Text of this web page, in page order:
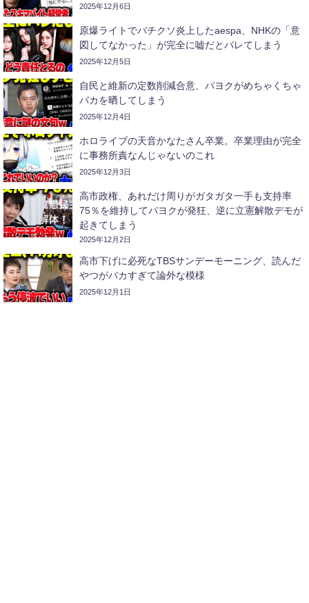
2025年12月6日
原爆ライトでバチクソ炎上したaespa、NHKの「意
図してなかった」が完全に嘘だとバレてしまう
2025年12月5日
自民と維新の定数削減合意、パヨクがめちゃくちゃ
バカを晒してしまう
2025年12月4日
ホロライブの天音かなたさん卒業。卒業理由が完全
に事務所責なんじゃないのこれ
2025年12月3日
高市政権、あれだけ周りがガタガタ一手も支持率
75％を維持してパヨクが発狂、逆に立憲解散デモが
起きてしまう
2025年12月2日
高市下げに必死なTBSサンデーモーニング、読んだ
やつがバカすぎて論外な模様
2025年12月1日